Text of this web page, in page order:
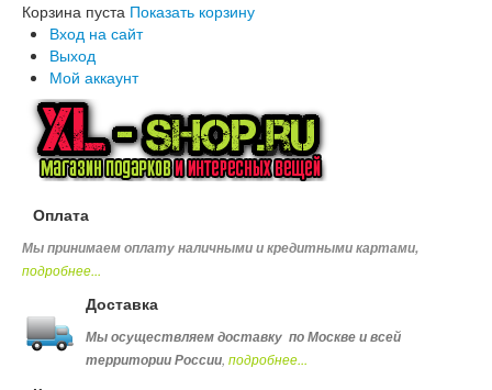
Корзина пуста Показать корзину
Вход на сайт
Выход
Мой аккаунт
Оплата
Мы принимаем оплату наличными и кредитными картами,
подробнее...
Доставка
Мы осуществляем доставку по Москве и всей
территории России, подробнее...